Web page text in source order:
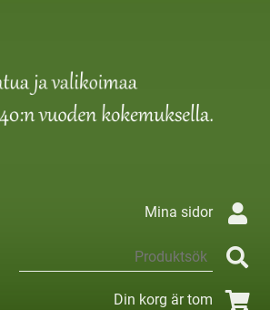
Mina sidor
Din korg är tom